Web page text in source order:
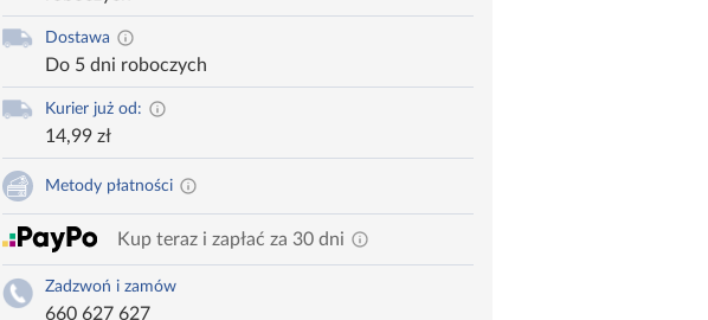
Dostawa
Do 5 dni roboczych
Kurier już od:
14,99 zł
Metody płatności
Kup teraz i zapłać za 30 dni
Zadzwoń i zamów
660 627 627